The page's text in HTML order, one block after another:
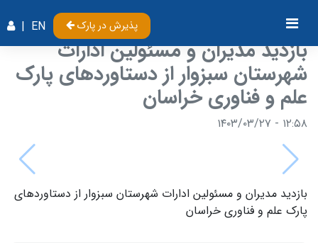
EN
| پذیرش در پارک
بازدید مدیران و مسئولین ادارات
شهرستان سبزوار از دستاورد‌های پارک
علم و فناوری خراسان
۱۲:۵۸ - ۱۴۰۳/۰۳/۲۷
بازدید مدیران و مسئولین ادارات شهرستان سبزوار از دستاورد‌های
پارک علم و فناوری خراسان